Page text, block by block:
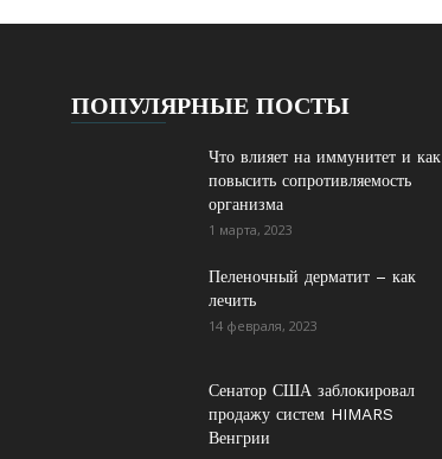
ПОПУЛЯРНЫЕ ПОСТЫ
Что влияет на иммунитет и как
повысить сопротивляемость
организма
1 марта, 2023
Пеленочный дерматит – как
лечить
14 февраля, 2023
Сенатор США заблокировал
продажу систем HIMARS
Венгрии